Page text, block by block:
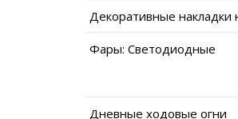
Декоративные накладки
Фары: Светодиодные
Дневные ходовые огни